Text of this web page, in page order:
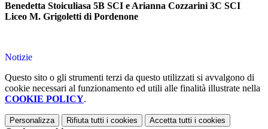
Benedetta Stoiculiasa 5B SCI e Arianna Cozzarini 3C SCI
Liceo M. Grigoletti di Pordenone
Notizie
Questo sito o gli strumenti terzi da questo utilizzati si avvalgono di
cookie necessari al funzionamento ed utili alle finalità illustrate nella
COOKIE POLICY.
Personalizza Rifiuta tutti i cookies Accetta tutti i cookies